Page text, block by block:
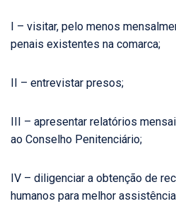
I – visitar, pelo menos
penais existentes na comarca;
II – entrevistar presos;
III – apresentar relatórios
ao Conselho Penitenciário;
IV – diligenciar a obtenção de
humanos para melhor